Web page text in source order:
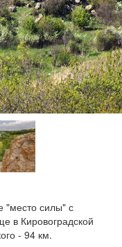
"место силы" с
в Кировоградской
- 94 км.